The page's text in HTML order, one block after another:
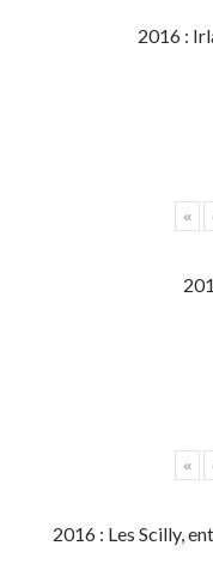
2016 :
«
«
2016 : Les Scilly,